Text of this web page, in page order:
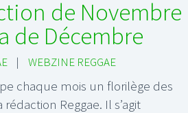
de Novembre
de Décembre
| WEBZINE REGGAE
chaque mois un florilège des
Reggae. Il s’agit